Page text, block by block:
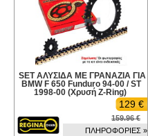
SET ΑΛΥΣΙΔΑ ΜΕ ΓΡΑΝΑΖΙΑ ΓΙΑ
BMW F 650 Funduro 94-00 / ST
1998-00 (Χρυσή Z-Ring)
129 €
159.96 €
ΠΛΗΡΟΦΟΡΙΕΣ »